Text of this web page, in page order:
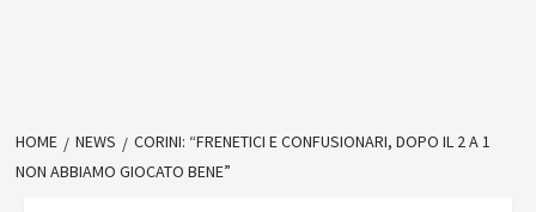
HOME NEWS
CORINI: “FRENETICI E CONFUSIONARI, DOPO IL 2 A 1
NON ABBIAMO GIOCATO BENE”